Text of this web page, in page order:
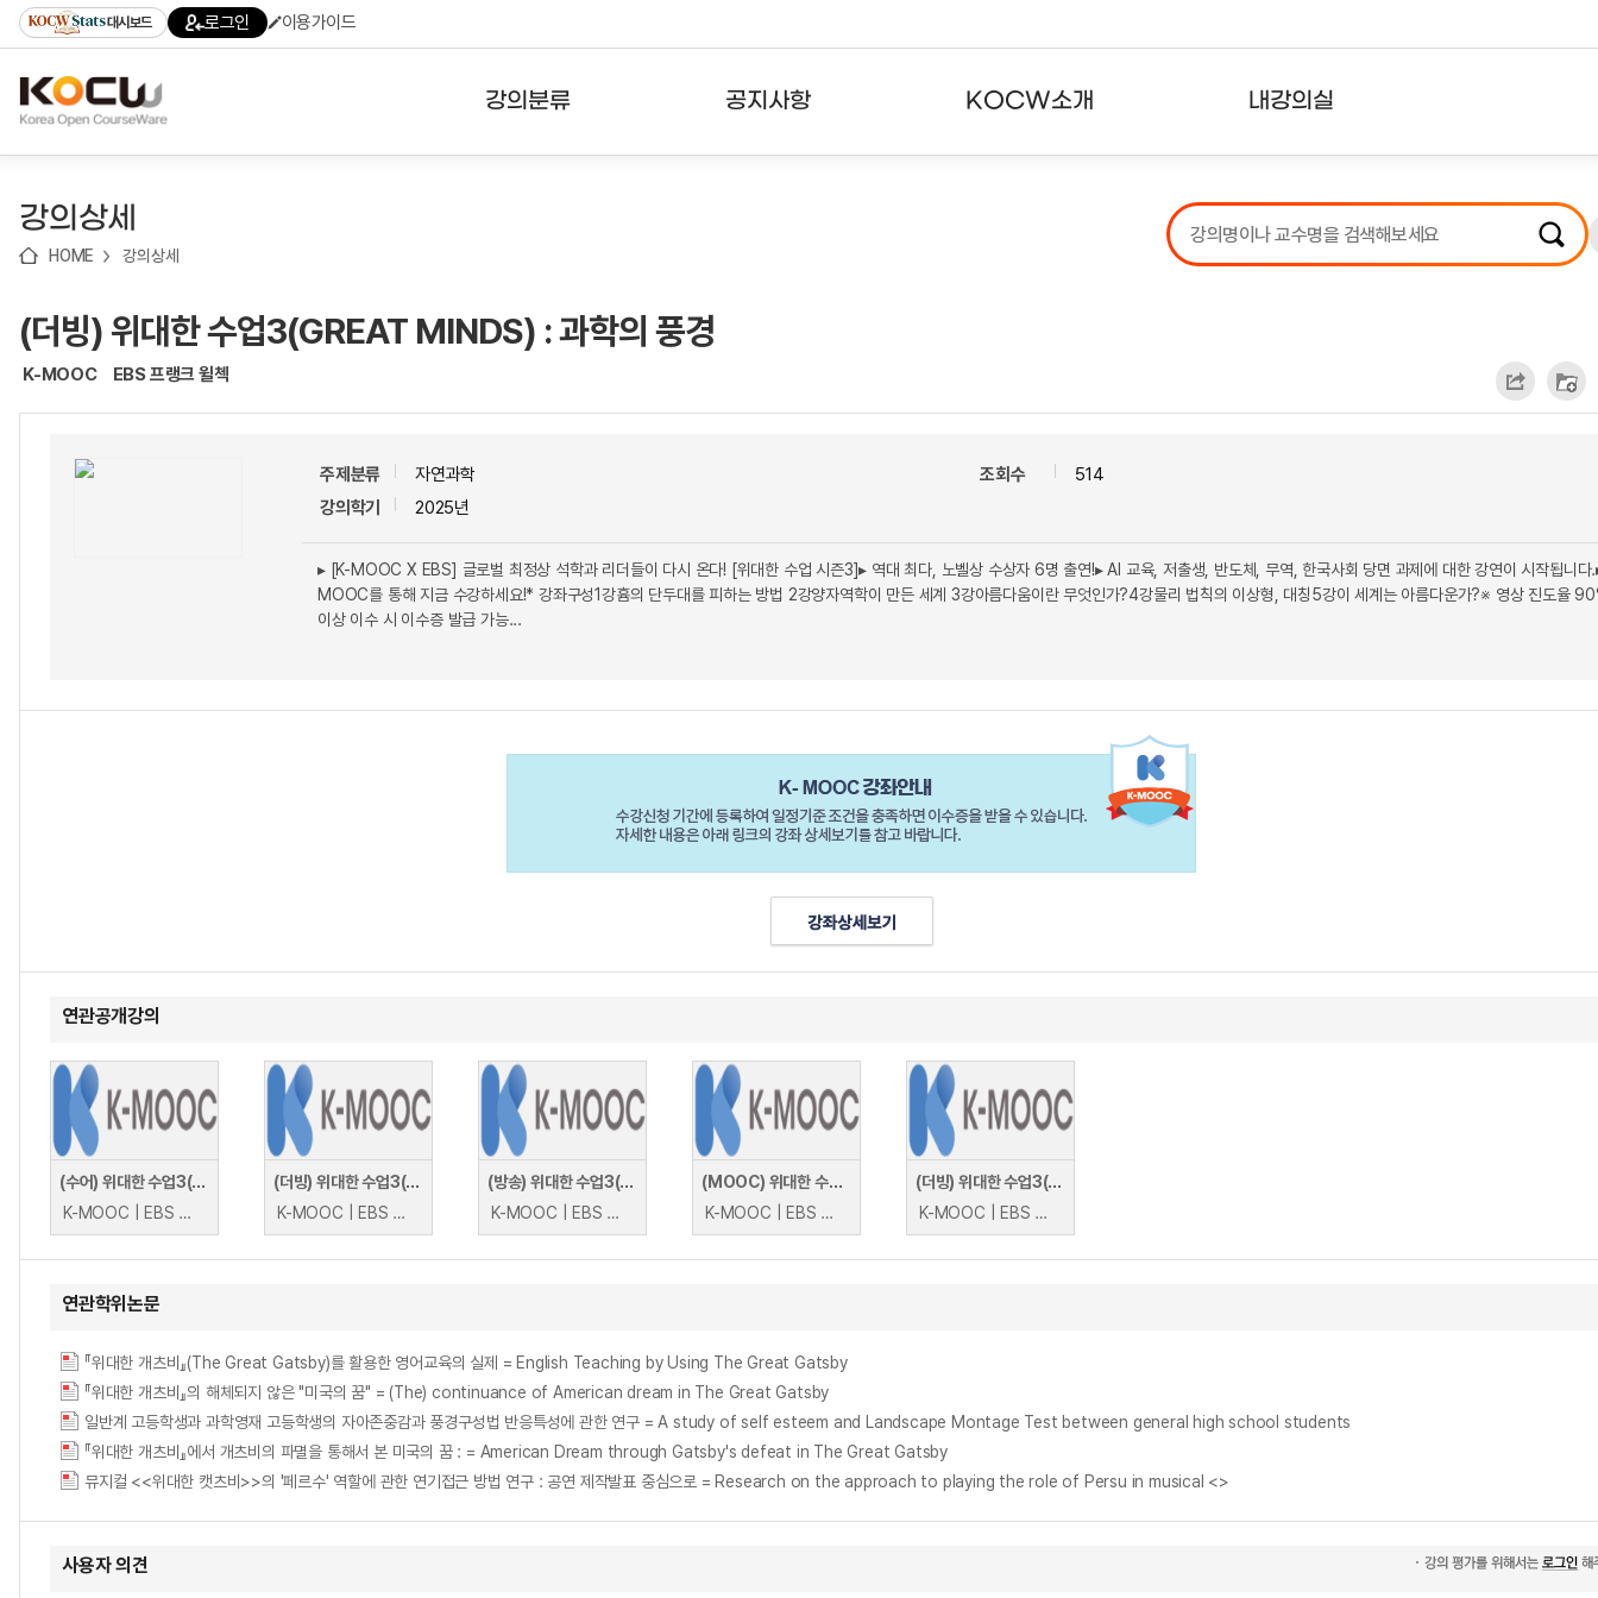
기
기
기
content)
가
대시보드 로그인 이용가이드
강의분류
테마강의
공지사항 KOCW소개 내강의실
강의리스트
수강확인증강의
강의상세
HOME 강의상세
(더빙) 위대한 수업3(GREAT MINDS) : 과학의 풍경
K-MOOC EBS 프랭크 윌첵
주제분류
자연과학
강의학기
2025년
조회수 514
▸ [K-MOOC X EBS] 글로벌 최정상 석학과 리더들이 다시 온다! [위대한 수업 시즌3]▸ 역대 최다, 노벨상 수상자 6명 출연!▸ AI 교육, 저출생, 반도체, 무역, 한국사회 당면 과제에 대한 강연이 시작됩니다
MOOC를 통해 지금 수강하세요!* 강좌구성1강흄의 단두대를 피하는 방법 2강양자역학이 만든 세계 3강아름다움이란 무엇인가?4강물리 법칙의 이상형, 대칭5강이 세계는 아름다운가?※ 영상 진도율
이상 이수 시 이수증 발급 가능...
연관공개강의
(수어) 위대한 수업3(GREAT MINDS) : 과학의 풍경
K-MOOC | EBS 프랭크 윌첵
(더빙) 위대한 수업3(GREAT MINDS) : 협력의 뇌 과학
K-MOOC | EBS 크리스 프리스
(방송) 위대한 수업3(GREAT MINDS) : 과학의 풍경
K-MOOC | EBS 프랭크 윌첵
(MOOC) 위대한 수업3(GREAT MINDS) : 과학의 풍경
K-MOOC | EBS 프랭크 윌첵
(더빙) 위대한 수업3(GREAT MINDS) : 예술이 된 서커스
K-MOOC | EBS 다니엘 라마르
연관학위논문
『위대한 개츠비』(The Great Gatsby)를 활용한 영어교육의 실제 = English Teaching by Using The Great Gatsby
『위대한 개츠비』의 해체되지 않은 "미국의 꿈" = (The) continuance of American dream in The Great Gatsby
일반계 고등학생과 과학영재 고등학생의 자아존중감과 풍경구성법 반응특성에 관한 연구 = A study of self esteem and Landscape Montage Test between general high school students
『위대한 개츠비』에서 개츠비의 파멸을 통해서 본 미국의 꿈 : = American Dream through Gatsby's defeat in The Great Gatsby
뮤지컬 <<위대한 캣츠비>>의 '페르수' 역할에 관한 연기접근 방법 연구 : 공연 제작발표 중심으로 = Research on the approach to playing the role of Persu in musical <>
사용자 의견